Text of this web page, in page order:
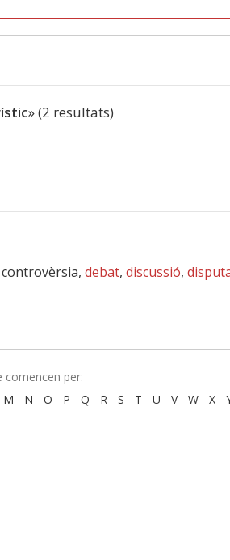
» (2 resultats)
controvèrsia, debat, discussió,
comencen per:
M - N - O - P - Q - R - S - T - U - V- W - X -